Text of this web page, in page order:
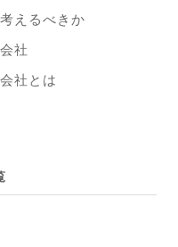
えるべきか
社
社とは